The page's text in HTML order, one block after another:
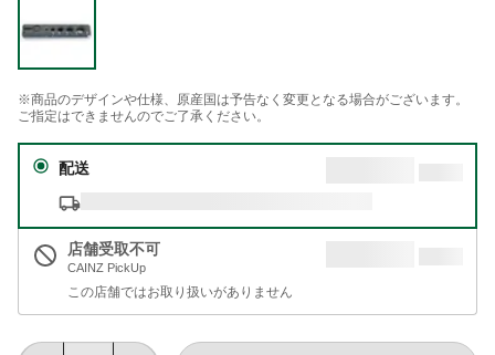
※商品のデザインや仕様、原産国は予告なく変更となる場合がございます。
ご指定はできませんのでご了承ください。
配送
店舗受取不可
CAINZ PickUp
この店舗ではお取り扱いがありません